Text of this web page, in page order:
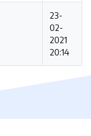
23-
02-
2021
20:14